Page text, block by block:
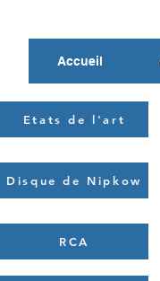
Accueil
Etats de l'art
Disque de Nipkow
RCA